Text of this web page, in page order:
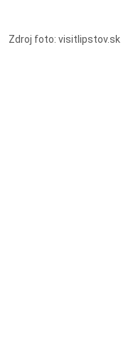
Zdroj foto: visitlipstov.sk